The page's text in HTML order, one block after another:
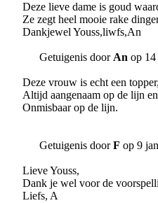
Deze lieve dame is goud
Ze zegt heel mooie rake
Dankjewel Youss,liwfs,An
Getuigenis door An op
Deze vrouw is echt een topper,
Altijd aangenaam op de lijn
Onmisbaar op de lijn.
Getuigenis doorF op 9
Lieve Youss,
Dank je wel voor de
Liefs, A